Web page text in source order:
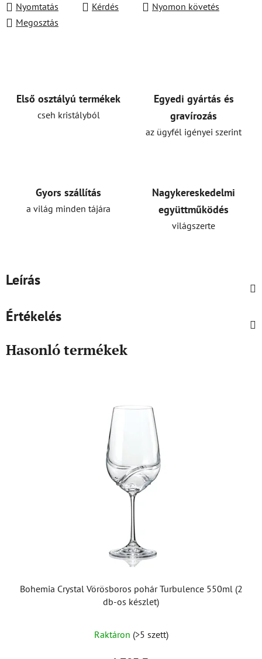
Nyomtatás Kérdés
Nyomon követés
Megosztás
Első osztályú termékek
cseh kristályból
Egyedi gyártás és
gravírozás
az ügyfél igényei szerint
Gyors szállítás
a világ minden tájára
Nagykereskedelmi
együttműködés
világszerte
Leírás
Értékelés
Hasonló termékek
Bohemia Crystal Vörösboros pohár Turbulence 550ml (2
db-os készlet)
Raktáron (>5 szett)